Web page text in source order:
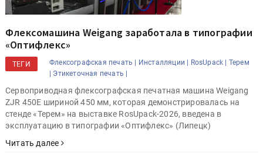
Флексомашина Weigang заработала в типографии
«Оптифлекс»
ТЕГИ Флексографская печать | Инсталляции | RosUpack | Терем
| Этикеточная печать |
Cервоприводная флексографская печатная машина Weigang
ZJR 450E шириной 450 мм, которая демонстрировалась на
стенде «Терем» на выставке RosUpack-2026, введена в
эксплуатацию в типографии «Оптифлекс» (Липецк)
Читать далее